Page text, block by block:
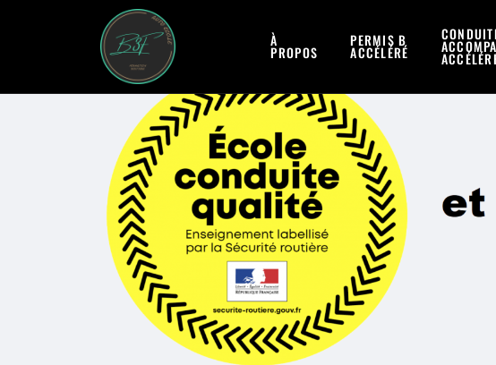
À
PROPOS
PERMIS B
ACCÉLÉRÉ